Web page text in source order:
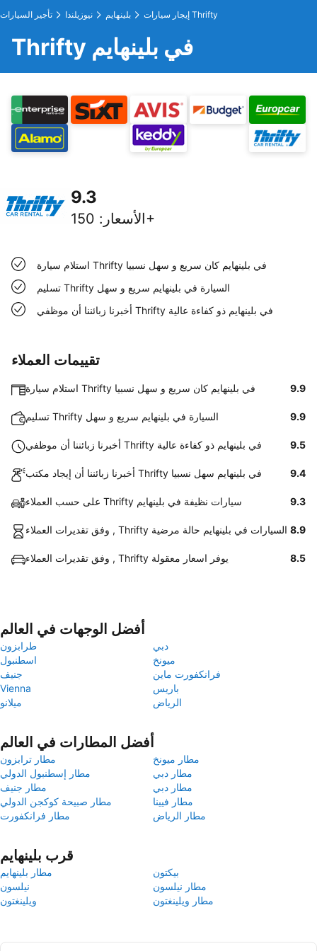
تأجير السيارات نيوزيلندا بلينهايم إيجار سيارات Thrifty
Thrifty في بلينهايم
9.3
الأسعار : 150+
استلام سيارة Thrifty في بلينهايم كان سريع و سهل نسبيا
تسليم Thrifty السيارة في بلينهايم سريع و سهل
أخبرنا زبائننا أن موظفي Thrifty في بلينهايم ذو كفاءة عالية
تقييمات العملاء
استلام سيارة Thrifty في بلينهايم كان سريع و سهل نسبيا 9.9
تسليم Thrifty السيارة في بلينهايم سريع و سهل 9.9
أخبرنا زبائننا أن موظفي Thrifty في بلينهايم ذو كفاءة عالية 9.5
أخبرنا زبائننا أن إيجاد مكتب Thrifty في بلينهايم سهل نسبيا 9.4
على حسب العملاء Thrifty سيارات نظيفة في بلينهايم 9.3
وفق تقديرات العملاء , Thrifty السيارات في بلينهايم حالة مرضية 8.9
وفق تقديرات العملاء , Thrifty يوفر اسعار معقولة 8.5
أفضل الوجهات في العالم
طرابزون
دبي
اسطنبول
ميونخ
جنيف
فرانكفورت ماين
Vienna
باريس
ميلانو
الرياض
أفضل المطارات في العالم
مطار ترابزون
مطار ميونخ
مطار إسطنبول الدولي
مطار دبي
مطار جنيف
مطار دبي
مطار صبيحة كوكجن الدولي
مطار فيينا
مطار فرانكفورت
مطار الرياض
قرب بلينهايم
مطار بلينهايم
بيكتون
نيلسون
مطار نيلسون
ويلينغتون
مطار ويلينغتون